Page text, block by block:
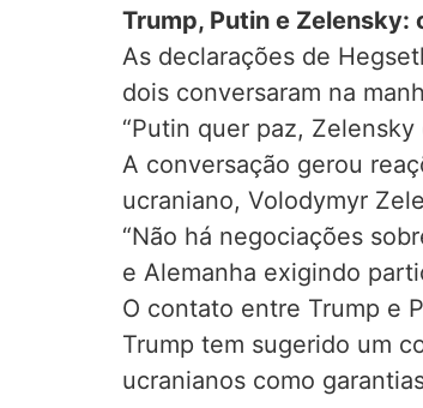
Trump, Putin e
As declarações de
dois conversaram na
“Putin quer paz,
A conversação gerou
ucraniano, Volodymyr
“Não há negociações
e Alemanha exigindo
O contato entre Trump e
Trump tem sugerido um
ucranianos como